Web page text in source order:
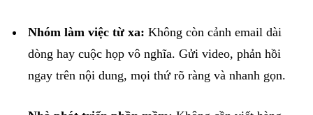
Nhóm làm việc từxa: Không còn cảnh email dài
dòng hay cuộc họp vô nghĩa. Gửi video, phản hồi
ngay trên nội dung, mọi thứ rõ ràng và nhanh gọn.